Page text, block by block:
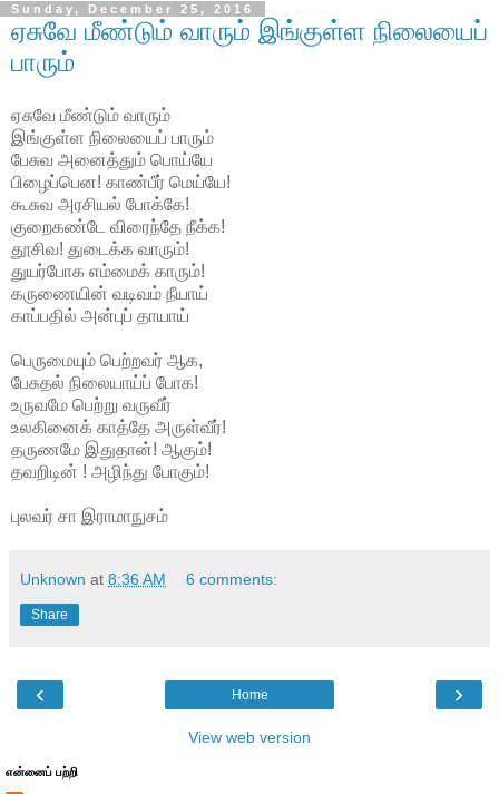
Sunday, December 25, 2016
ஏசுவே மீண்டும் வாரும் இங்குள்ள நிலையைப்
பாரும்
ஏசுவே மீண்டும் வாரும்
இங்குள்ள நிலையைப் பாரும்
பேசுவ அனைத்தும் பொய்யே
பிழைப்பென! காண்பீர் மெய்யே!
கூசுவ அரசியல் போக்கே!
குறைகண்டே விரைந்தே நீக்க!
தூசிவ! துடைக்க வாரும்!
துயர்போக எம்மைக் காரும்!
கருணையின் வடிவம் நீயாய்
காப்பதில் அன்புப் தாயாய்
பெருமையும் பெற்றவர் ஆக,
பேசுதல் நிலையாய்ப் போக!
உருவமே பெற்று வருவீர்
உலகினைக் காத்தே அருள்வீர்!
தருணமே இதுதான்! ஆகும்!
தவறிடின் ! அழிந்து போகும்!
புலவர் சா இராமாநுசம்
Unknown at 8:36 AM 6 comments:
Share
‹ ›
Home
View web version
என்னைப் பற்றி